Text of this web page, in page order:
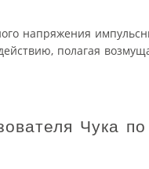
напряжения
полагая
Чука